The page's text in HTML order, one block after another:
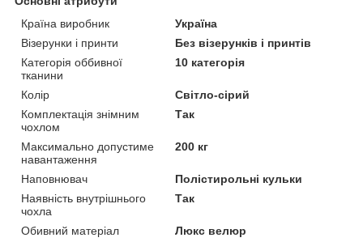
Країна виробник
Україна
Візерунки і принти
Без візерунків і принтів
Категорія оббивної
тканини
10 категорія
Колір
Світло-сірий
Комплектація знімним
чохлом
Так
Максимально допустиме
навантаження
200 кг
Наповнювач
Полістирольні кульки
Наявність внутрішнього
чохла
Так
Обивний матеріал
Люкс велюр